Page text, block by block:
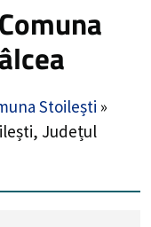
Stoilești »
Județul